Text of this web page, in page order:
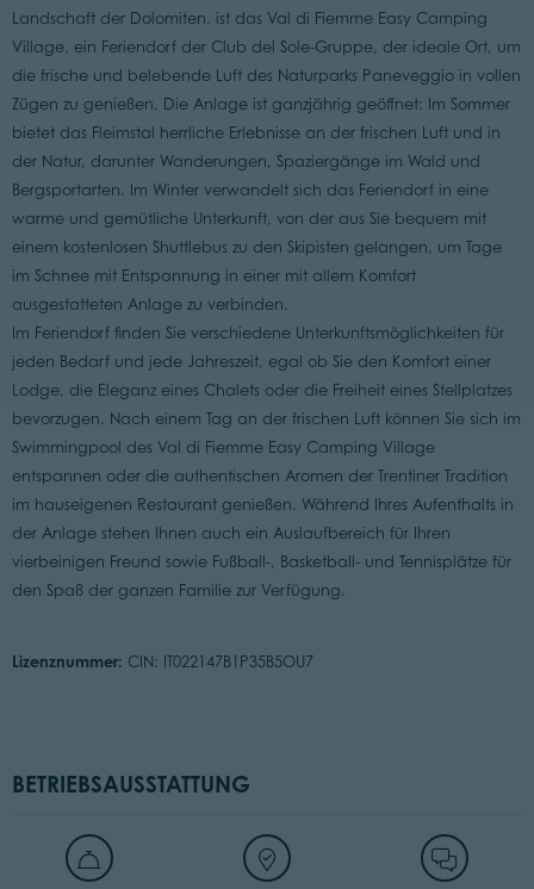
Landschaft der Dolomiten, ist das Val di Fiemme Easy Camping
Village, ein Feriendorf der Club del Sole-Gruppe, der ideale Ort, um
die frische und belebende Luft des Naturparks Paneveggio in vollen
Zügen zu genießen. Die Anlage ist ganzjährig geöffnet: Im Sommer
bietet das Fleimstal herrliche Erlebnisse an der frischen Luft und in
der Natur, darunter Wanderungen, Spaziergänge im Wald und
Bergsportarten. Im Winter verwandelt sich das Feriendorf in eine
warme und gemütliche Unterkunft, von der aus Sie bequem mit
einem kostenlosen Shuttlebus zu den Skipisten gelangen, um Tage
im Schnee mit Entspannung in einer mit allem Komfort
ausgestatteten Anlage zu verbinden.
Im Feriendorf finden Sie verschiedene Unterkunftsmöglichkeiten für
jeden Bedarf und jede Jahreszeit, egal ob Sie den Komfort einer
Lodge, die Eleganz eines Chalets oder die Freiheit eines Stellplatzes
bevorzugen. Nach einem Tag an der frischen Luft können Sie sich im
Swimmingpool des Val di Fiemme Easy Camping Village
entspannen oder die authentischen Aromen der Trentiner Tradition
im hauseigenen Restaurant genießen. Während Ihres Aufenthalts in
der Anlage stehen Ihnen auch ein Auslaufbereich für Ihren
vierbeinigen Freund sowie Fußball-, Basketball- und Tennisplätze für
den Spaß der ganzen Familie zur Verfügung.
Lizenznummer: CIN: IT022147B1P35B5OU7
BETRIEBSAUSSTATTUNG